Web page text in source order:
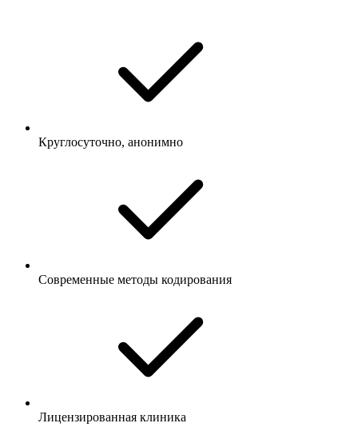
Круглосуточно, анонимно
Современные методы кодирования
Лицензированная клиника